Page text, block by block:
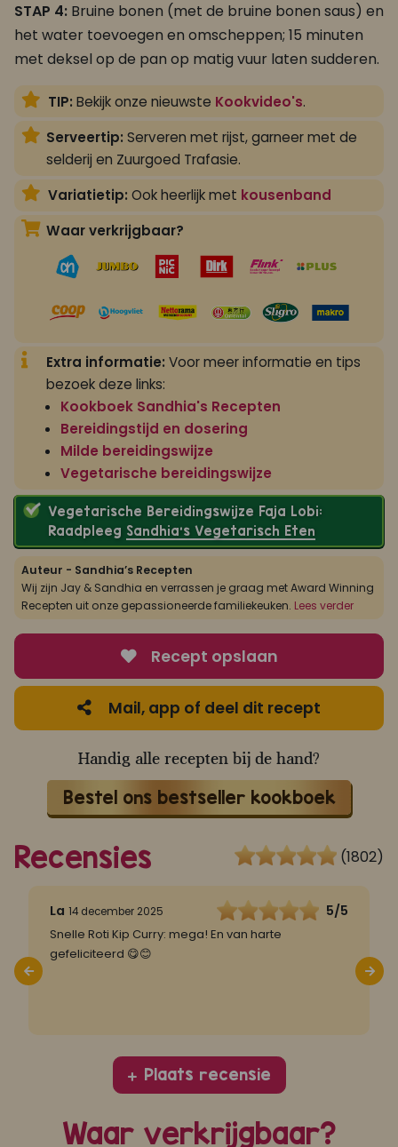
STAP 4: Bruine bonen (met de bruine bonen saus) en
het water toevoegen en omscheppen; 15 minuten
met deksel op de pan op matig vuur laten sudderen.
TIP: Bekijk onze nieuwste Kookvideo's.
Serveertip: Serveren met rijst, garneer met de
selderij en Zuurgoed Trafasie.
Variatietip: Ook heerlijk met kousenband
Waar verkrijgbaar?
Extra informatie: Voor meer informatie en tips
bezoek deze links:
Kookboek Sandhia's Recepten
Bereidingstijd en dosering
Milde bereidingswijze
Vegetarische bereidingswijze
Vegetarische Bereidingswijze Faja Lobi:
Raadpleeg Sandhia’s Vegetarisch Eten
Auteur - Sandhia’s Recepten
Wij zijn Jay & Sandhia en verrassen je graag met Award Winning
Recepten uit onze gepassioneerde familiekeuken. Lees verder
Recept opslaan
Mail, app of deel dit recept
Handig alle recepten bij de hand?
Bestel ons bestseller kookboek
Recensies (1802)
La 14 december 2025 5/5
Snelle Roti Kip Curry: mega! En van harte
gefeliciteerd 😋😊
Plaats recensie
Waar verkrijgbaar?